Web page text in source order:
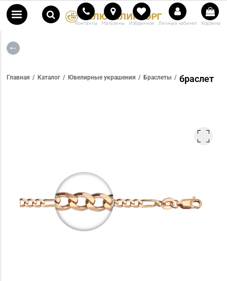
Контакты Магазины Избранное Личный кабинет Корзина
Главная Каталог Ювелирные украшения Браслеты браслет